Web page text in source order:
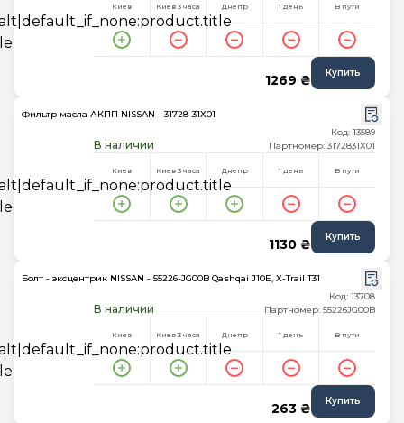
Киев Киев 3 часа Днепр 1 день В пути
1269 ₴ Купить
Фильтр масла АКПП NISSAN - 31728-31X01
В наличии
Код: 13589
Партномер: 3172831X01
Киев Киев 3 часа Днепр 1 день В пути
1130 ₴ Купить
Болт - эксцентрик NISSAN - 55226-JG00B Qashqai J10E, X-Trail T31
В наличии
Код: 13708
Партномер: 55226JG00B
Киев Киев 3 часа Днепр 1 день В пути
263 ₴ Купить